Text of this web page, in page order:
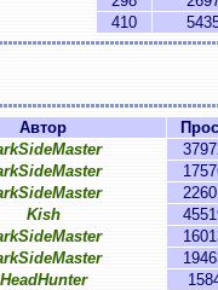
410
Автор
Kish
HeadHunter